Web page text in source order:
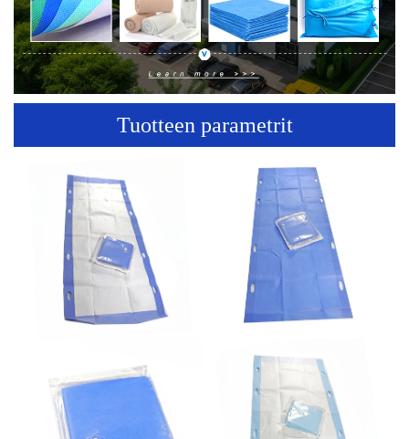
Tuotteen parametrit